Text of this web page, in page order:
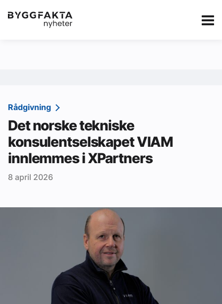
Kategorier Jobbmarkedet Annonsere i
Redaksjonen
Om Byggfakta
Annonsere
Tips oss
Aktivitetskalender
Rådgivning
Det norske tekniske
konsulentselskapet VIAM
innlemmes i XPartners
8 april 2026